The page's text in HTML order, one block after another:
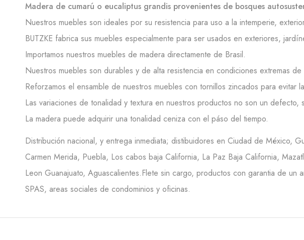
Madera de cumarú o eucaliptus grandis provenientes de bosques
Nuestros muebles son ideales por su resistencia para uso a la intemperie,
BUTZKE fabrica sus muebles especialmente para ser usados en exteriores,
Importamos nuestros muebles de madera directamente de Brasil.
Nuestros muebles son durables y de alta resistencia en condiciones extremas
Reforzamos el ensamble de nuestros muebles con tornillos zincados para evitar
Las variaciones de tonalidad y textura en nuestros productos no son un
La madera puede adquirir una tonalidad ceniza con el páso del tiempo.
Distribución nacional, y entrega inmediata; distibuidores en Ciudad de México,
Carmen Merida, Puebla, Los cabos baja California, La Paz Baja California,
Leon Guanajuato, Aguascalientes.Flete sin cargo, productos con garantia de
SPAS, areas sociales de condominios y oficinas.